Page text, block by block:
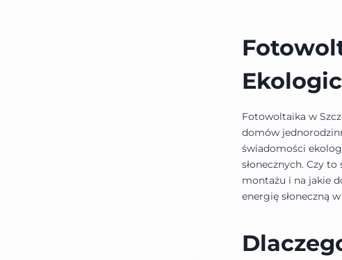
Fotowoltaika w
domów
świadomości
słonecznych. Czy
montażu i na jakie
energię słoneczną